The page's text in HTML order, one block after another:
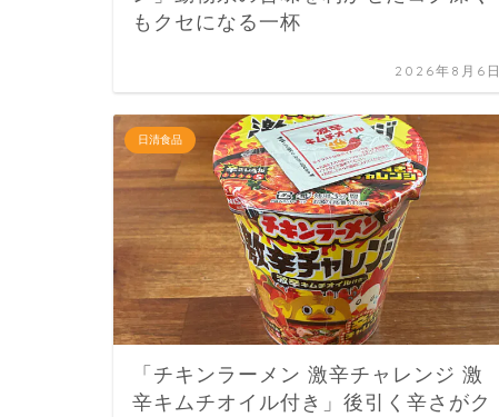
もクセになる一杯
2026年8月6日
日清食品
「チキンラーメン 激辛チャレンジ 激
辛キムチオイル付き」後引く辛さがク